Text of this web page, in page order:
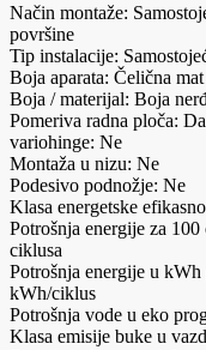
Način montaže:
površine
Tip instalacije:
Boja aparata: Čelična
Boja / materijal: Boja
Pomeriva radna ploča: Da
variohinge: Ne
Montaža u nizu: Ne
Podesivo podnožje: Ne
Klasa energetske
Potrošnja energije za
ciklusa
Potrošnja energije u
kWh/ciklus
Potrošnja vode u eko
Klasa emisije buke u